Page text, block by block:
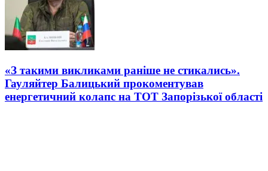
«З такими викликами раніше не стикались».
Гауляйтер Балицький прокоментував
енергетичний колапс на ТОТ Запорізької області